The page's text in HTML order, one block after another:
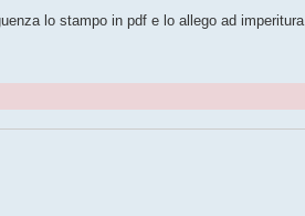
lo stampo in pdf e lo allego ad imperitura